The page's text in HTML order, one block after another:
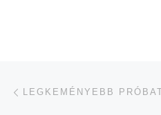
Navigálás a